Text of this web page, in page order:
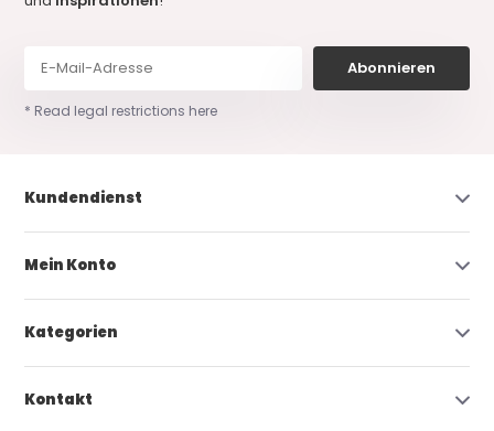
Abonnieren
* Read legal restrictions here
Kundendienst
Mein Konto
Kategorien
Kontakt